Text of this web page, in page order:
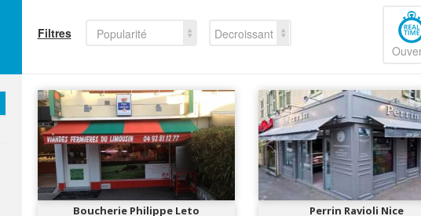
Filtres Popularité
Decroissant
Boucherie Philippe Leto
Perrin Ravioli Nice